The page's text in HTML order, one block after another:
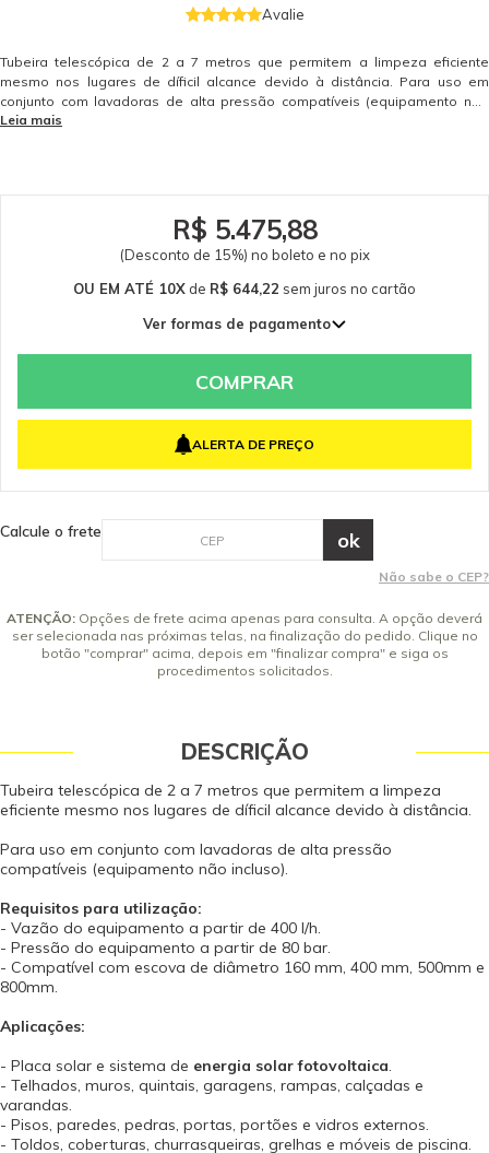
Avalie
Tubeira telescópica de 2 a 7 metros que permitem a limpeza eficiente
mesmo nos lugares de díficil alcance devido à distância. Para uso em
conjunto com lavadoras de alta pressão compatíveis (equipamento não
incluso). Requisitos para utilização: - Vazão do equipamento a partir de
garagens, rampas, calçadas e varandas. - Pisos, paredes, pedras, portas,
portões e vidros externos. - Toldos, coberturas, churrasqueiras, grelhas e
móveis de piscina. Itens Inclusos 01 Lança Telescópica de 2 a 7 metros
(regulável para prolongar o alcance da escova) 01 Mangueira Flexível para
Lança Telescópica (extensível e retrátil) 01 Registro
Leia mais
R$ 5.475,88
(Desconto de 15%) no boleto e no pix
OU EM ATÉ 10X de R$ 644,22 sem juros no cartão
Ver formas de pagamento
2x de R$ 3.221,10 sem juros
5x de R$ 1.288,44 sem juros
8x de R$ 805,28 sem juros
9x de R$ 715,80 sem juros
COMPRAR
ALERTA DE PREÇO
Calcule o frete
Não sabe o CEP?
ATENÇÃO: Opções de frete acima apenas para consulta. A opção deverá
ser selecionada nas próximas telas, na finalização do pedido. Clique no
botão "comprar" acima, depois em "finalizar compra" e siga os
procedimentos solicitados.
DESCRIÇÃO
Tubeira telescópica de 2 a 7 metros que permitem a limpeza
eficiente mesmo nos lugares de díficil alcance devido à distância.
Para uso em conjunto com lavadoras de alta pressão
compatíveis (equipamento não incluso).
Requisitos para utilização:
- Vazão do equipamento a partir de 400 l/h.
- Pressão do equipamento a partir de 80 bar.
- Compatível com escova de diâmetro 160 mm, 400 mm, 500mm e
800mm.
Aplicações:
- Placa solar e sistema de energia solar fotovoltaica.
- Telhados, muros, quintais, garagens, rampas, calçadas e
varandas.
- Pisos, paredes, pedras, portas, portões e vidros externos.
- Toldos, coberturas, churrasqueiras, grelhas e móveis de piscina.